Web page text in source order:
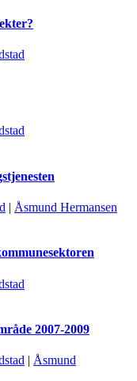
| Åsmund Hermansen
2007-2009
| Åsmund